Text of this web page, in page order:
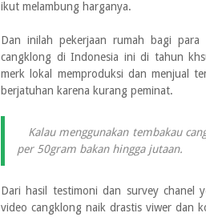
ikut melambung harganya.
Dan inilah pekerjaan rumah bagi
cangklong di Indonesia ini di tahun
merk lokal memproduksi dan menjual
berjatuhan karena kurang peminat.
Kalau menggunakan tembakau
per 50gram bakan hingga jutaan.
Dari hasil testimoni dan survey chanel
video cangklong naik drastis viwer dan